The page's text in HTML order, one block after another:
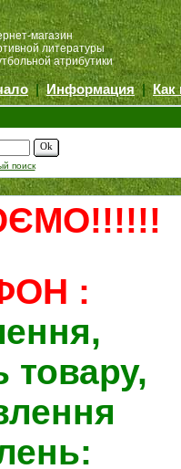
магазин
литературы
атрибутики
|Информация |Как
Ok
поиск
:
товару,